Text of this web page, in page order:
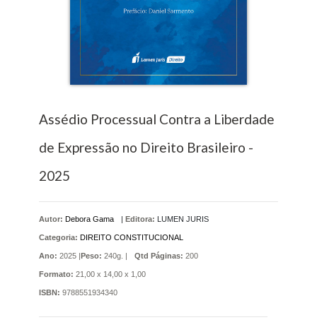
Assédio Processual Contra a Liberdade
de Expressão no Direito Brasileiro -
2025
Autor: Debora Gama Editora: LUMEN JURIS
Categoria: DIREITO CONSTITUCIONAL
Ano: 2025 | Peso: 240g. | Qtd Páginas: 200
Formato: 21,00 x 14,00 x 1,00
ISBN: 9788551934340